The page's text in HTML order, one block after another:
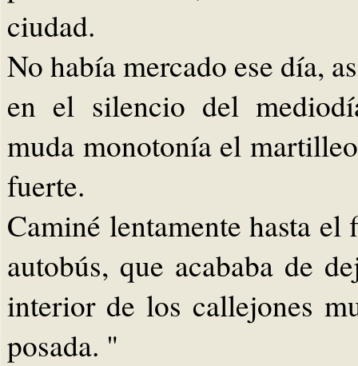
ciudad.
No había mercado ese día,
en el silencio del
muda monotonía el
fuerte.
Caminé lentamente hasta
autobús, que acababa de
interior de los callejones
posada. "